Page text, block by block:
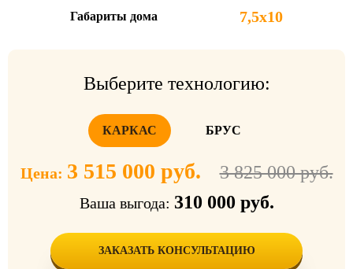
Габариты дома 7,5х10
Выберите технологию:
КАРКАС БРУС
Цена: 3 515 000 руб. 3 825 000 руб.
Ваша выгода: 310 000 руб.
ЗАКАЗАТЬ КОНСУЛЬТАЦИЮ